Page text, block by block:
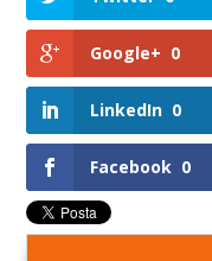
Google+ 0
LinkedIn 0
Facebook 0